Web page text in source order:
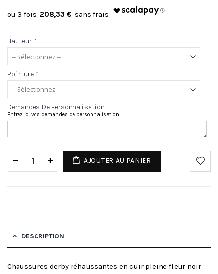
208,33 €
Hauteur *
Pointure *
Demandes De Personnalisation
Entrez ici vos demandes de personnalisation
AJOUTER AU PANIER
DESCRIPTION
Chaussures derby réhaussantes en cuir pleine fleur noir